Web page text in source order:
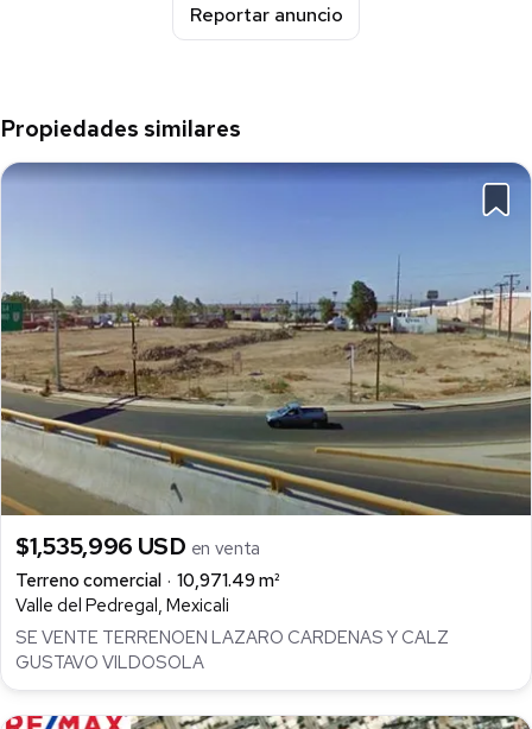
Reportar anuncio
Propiedades similares
$1,535,996 USD en venta
Terreno comercial
10,971.49 m²
Valle del Pedregal, Mexicali
SE VENTE TERRENOEN LAZARO CARDENAS Y CALZ
GUSTAVO VILDOSOLA